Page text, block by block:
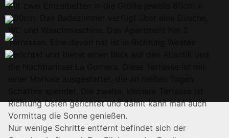
mit zwei Einzelbetten in die Größe jeweils 80cm x
200cm. Das Badezimmer verfügt über eine Dusche,
WC und Waschmaschine. Das Apartment hat 2
Terrassen. Eine davon hat ist in Richtung Westen
gerichtet und bietet einen Blick auf den Atlantik und
Richtung Osten gerichtet und damit kann man auch
Vormittag die Sonne genießen.
Nur wenige Schritte entfernt befindet sich der